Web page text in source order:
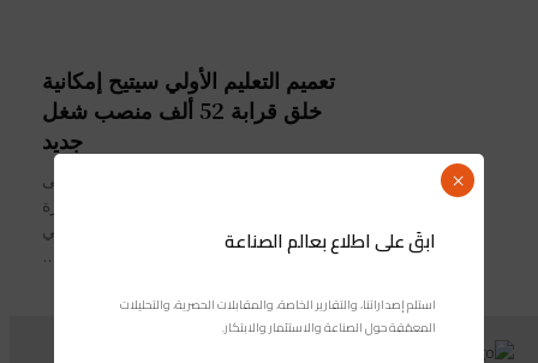
تعميم التعليم الأولي سيتيح إمكانية
خلق قرابة 52 ألف منصب شغل
جديد
أفاد التقرير حول الميزانية القائمة على
النتائج من منظور النوع الصادر عن وزارة
الاقتصاد والمالية، بأن تعميم التعليم الأولي
للأطفال الذين تتراوح أعمارهم بين...ابقَ على اطلاع بعالم الصناعة
استلم إصداراتنا، والتقارير الخاصة، والمقابلات الحصرية، والتحليلات
المعمّقة حول الصناعة والاستثمار والابتكار.
×